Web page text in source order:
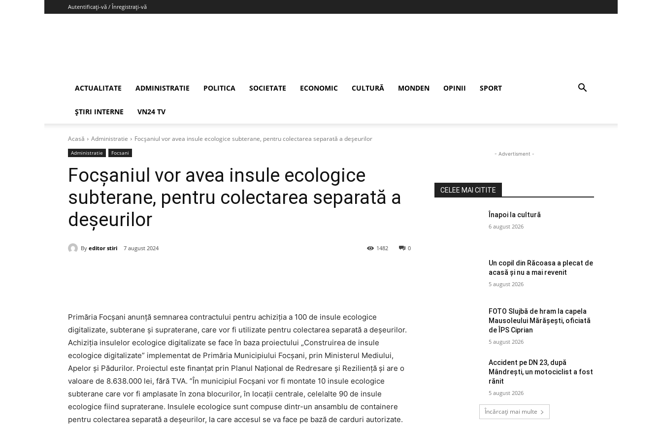
Autentificați-vă / Înregistrați-vă
ACTUALITATE ADMINISTRATIE POLITICA SOCIETATE ECONOMIC CULTURĂ MONDEN OPINII SPORT
ȘTIRI INTERNE VN24 TV
Acasă Administratie Focșaniul vor avea insule ecologice subterane, pentru colectarea separată a deșeurilor
Administratie Focsani
Focșaniul vor avea insule ecologice
subterane, pentru colectarea separată a
deșeurilor
By editor stiri 7 august 2024 0
1482
Primăria Focșani anunță semnarea contractului pentru achiziția a 100 de insule ecologice
digitalizate, subterane și supraterane, care vor fi utilizate pentru colectarea separată a deșeurilor.
Achiziția insulelor ecologice digitalizate se face în baza proiectului „Construirea de insule
ecologice digitalizate” implementat de Primăria Municipiului Focșani, prin Ministerul Mediului,
Apelor și Pădurilor. Proiectul este finanțat prin Planul Național de Redresare și Reziliență și are o
valoare de 8.638.000 lei, fără TVA. ”În municipiul Focșani vor fi montate 10 insule ecologice
subterane care vor fi amplasate în zona blocurilor, în locaţii centrale, celelalte 90 de insule
ecologice fiind supraterane. Insulele ecologice sunt compuse dintr-un ansamblu de containere
pentru colectarea separată a deșeurilor, la care accesul se va face pe bază de carduri autorizate.
- Advertisment -
CELEE MAI CITITE
Înapoi la cultură
6 august 2026
Un copil din Răcoasa a plecat de
acasă și nu a mai revenit
5 august 2026
FOTO Slujbă de hram la capela
Mausoleului Mărășești, oficiată
de ÎPS Ciprian
5 august 2026
Accident pe DN 23, după
Mândrești, un motociclist a fost
rănit
5 august 2026
Încărcați mai multe